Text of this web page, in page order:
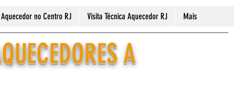
no Centro RJ Visita Técnica Aquecedor RJ Mais
A